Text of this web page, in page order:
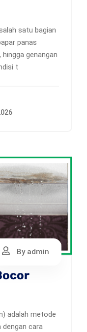
satu bagian
panas
genangan
t
By admin
adalah metode
dengan cara